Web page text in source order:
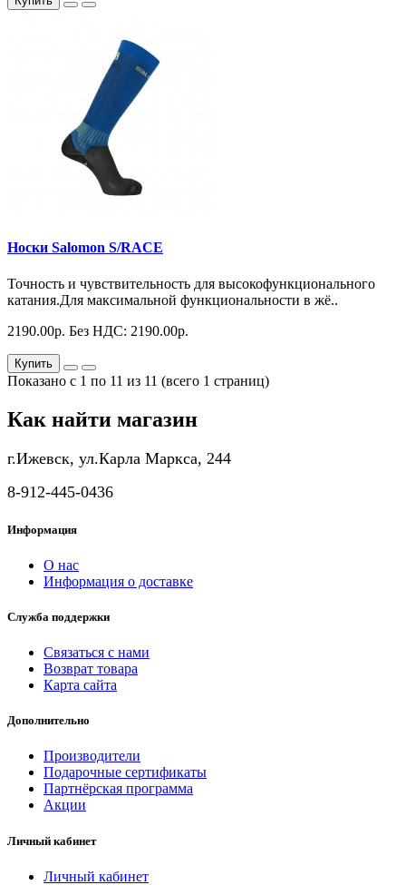
Носки Salomon S/RACE
Точность и чувствительность для высокофункционального
катания.Для максимальной функциональности в жё..
2190.00р. Без НДС: 2190.00р.
Купить
Показано с 1 по 11 из 11 (всего 1 страниц)
Как найти магазин
г.Ижевск, ул.Карла Маркса, 244
8-912-445-0436
Информация
О нас
Информация о доставке
Служба поддержки
Связаться с нами
Возврат товара
Карта сайта
Дополнительно
Производители
Подарочные сертификаты
Партнёрская программа
Акции
Личный кабинет
Личный кабинет